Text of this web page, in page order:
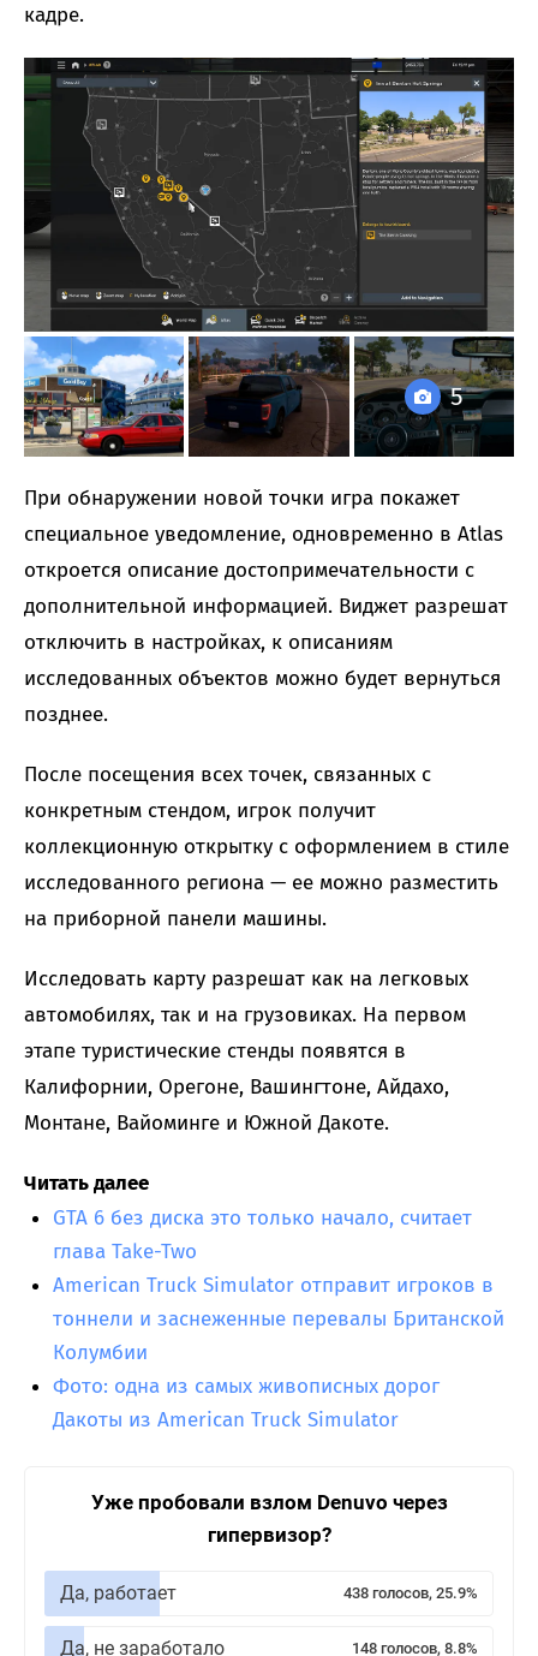
кадре.
5
При обнаружении новой точки игра покажет
специальное уведомление, одновременно в Atlas
откроется описание достопримечательности с
дополнительной информацией. Виджет разрешат
отключить в настройках, к описаниям
исследованных объектов можно будет вернуться
позднее.
После посещения всех точек, связанных с
конкретным стендом, игрок получит
коллекционную открытку с оформлением в стиле
исследованного региона — ее можно разместить
на приборной панели машины.
Исследовать карту разрешат как на легковых
автомобилях, так и на грузовиках. На первом
этапе туристические стенды появятся в
Калифорнии, Орегоне, Вашингтоне, Айдахо,
Монтане, Вайоминге и Южной Дакоте.
Читать далее
GTA 6 без диска это только начало, считает
глава Take-Two
American Truck Simulator отправит игроков в
тоннели и заснеженные перевалы Британской
Колумбии
Фото: одна из самых живописных дорог
Дакоты из American Truck Simulator
Уже пробовали взлом Denuvo через
гипервизор?
Да, работает 438 голосов, 25.9%
Да, не заработало 148 голосов, 8.8%